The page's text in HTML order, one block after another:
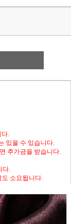
다.
있을 수 있습니다.
추가금을 받습니다.
다.
소요됩니다.